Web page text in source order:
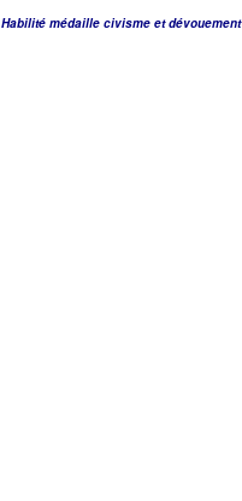
Habilité médaille civisme et dévouement